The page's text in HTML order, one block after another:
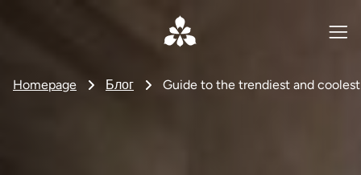
Homepage Блог Guide to the trendiest and